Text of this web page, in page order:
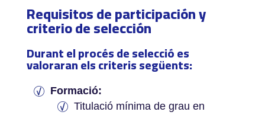
Requisitos de participación y
criterio de selección
Durant el procés de selecció es
valoraran els criteris següents:­
Formació:
Titulació mínima de grau en